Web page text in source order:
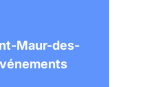
Maur-des-